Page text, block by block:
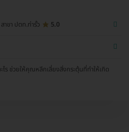
าขา ปตท.ท่ารั้ว 5.0
ไร ช่วยให้คุณหลีกเลี่ยงสิ่งกระตุ้นที่ทำให้เกิด